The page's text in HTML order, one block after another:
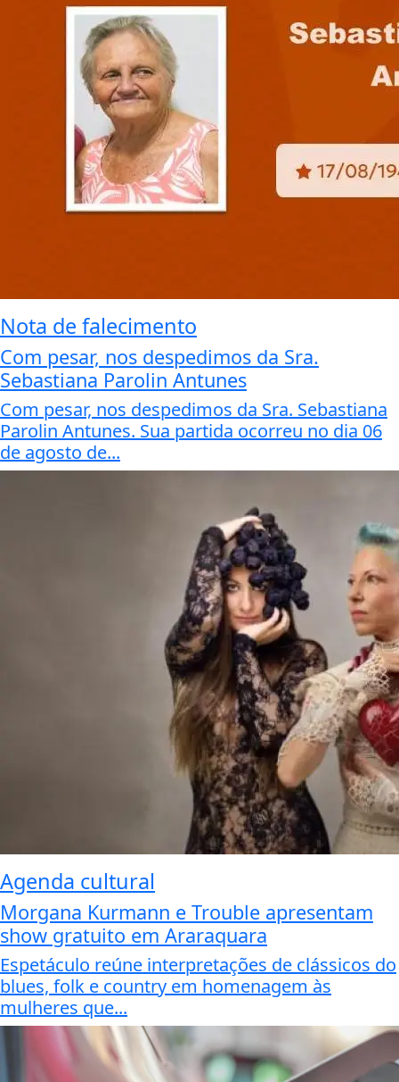
Nota de falecimento
Com pesar, nos despedimos da Sra.
Sebastiana Parolin Antunes
Com pesar, nos despedimos da Sra. Sebastiana
Parolin Antunes. Sua partida ocorreu no dia 06
de agosto de...
Agenda cultural
Morgana Kurmann e Trouble apresentam
show gratuito em Araraquara
Espetáculo reúne interpretações de clássicos do
blues, folk e country em homenagem às
mulheres que...